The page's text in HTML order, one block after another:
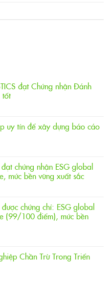
đạt Chứng nhận Đánh
tốt
uy tín để xây dựng báo cáo
chứng nhận ESG global
mức bền vững xuất sắc
chứng chỉ: ESG global
(99/100 điểm), mức bền
Chần Trừ Trong Triển